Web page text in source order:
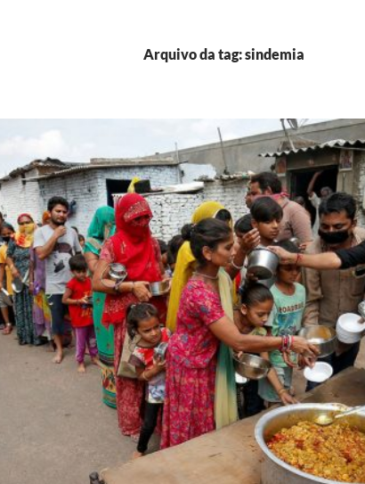
Arquivo da tag: sindemia